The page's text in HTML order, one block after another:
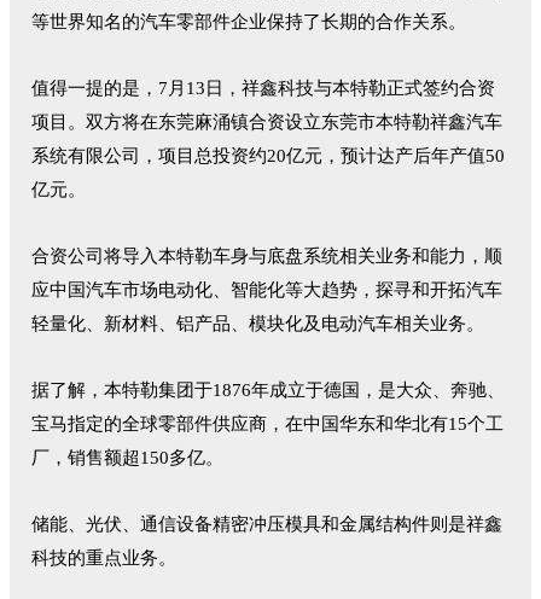
等世界知名的汽车零部件企业保持了长期的合作关系。
值得一提的是，7月13日，祥鑫科技与本特勒正式签约合资
项目。双方将在东莞麻涌镇合资设立东莞市本特勒祥鑫汽车
系统有限公司，项目总投资约20亿元，预计达产后年产值50
亿元。
合资公司将导入本特勒车身与底盘系统相关业务和能力，顺
应中国汽车市场电动化、智能化等大趋势，探寻和开拓汽车
轻量化、新材料、铝产品、模块化及电动汽车相关业务。
据了解，本特勒集团于1876年成立于德国，是大众、奔驰、
宝马指定的全球零部件供应商，在中国华东和华北有15个工
厂，销售额超150多亿。
储能、光伏、通信设备精密冲压模具和金属结构件则是祥鑫
科技的重点业务。